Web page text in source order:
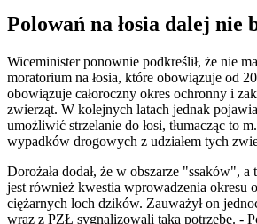
Polowań na łosia dalej nie
Wiceminister ponownie podkreślił, że nie
moratorium na łosia, które obowiązuje od
obowiązuje całoroczny okres ochronny i
zwierząt. W kolejnych latach jednak
umożliwić strzelanie do łosi, tłumacząc to
wypadków drogowych z udziałem tych
Dorożała dodał, że w obszarze "ssaków", a
jest również kwestia wprowadzenia okresu
ciężarnych loch dzików. Zauważył on
wraz z PZŁ sygnalizowali taką potrzebę. -